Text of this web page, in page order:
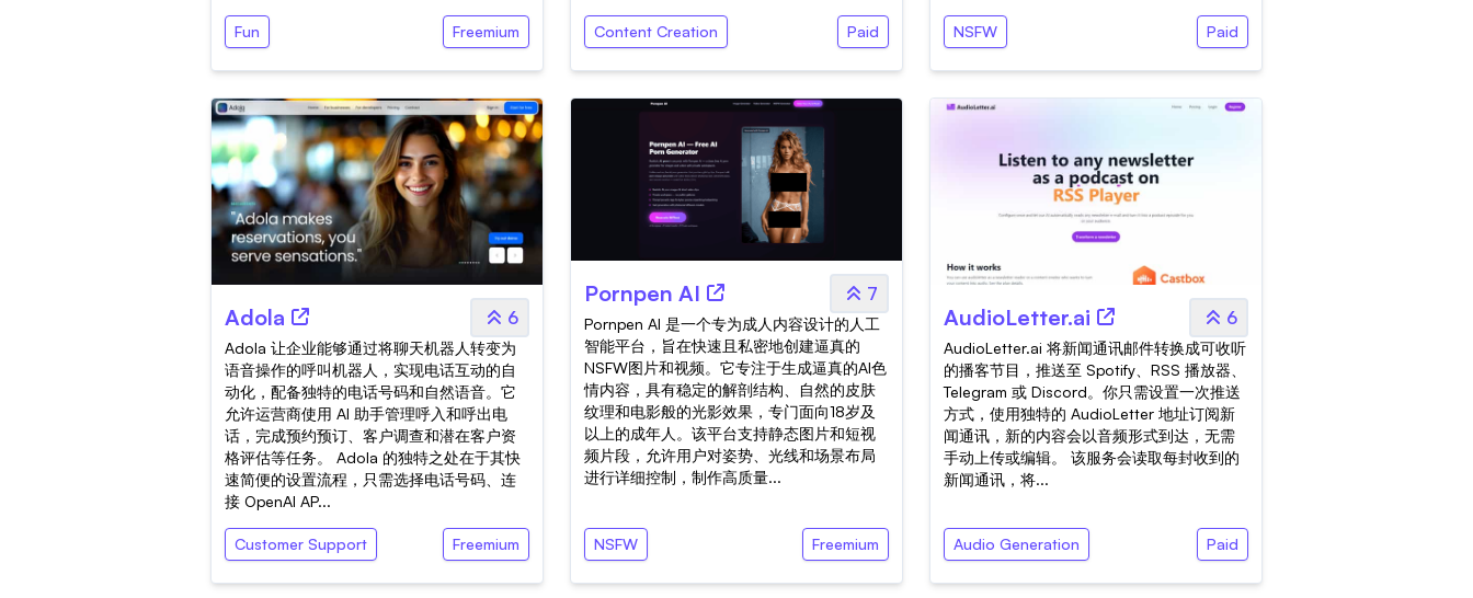
Fun Freemium Content Creation Paid NSFW Paid
Adola 6
Adola 让企业能够通过将聊天机器人转变为
语音操作的呼叫机器人，实现电话互动的自
动化，配备独特的电话号码和自然语音。它
允许运营商使用 AI 助手管理呼入和呼出电
话，完成预约预订、客户调查和潜在客户资
格评估等任务。 Adola 的独特之处在于其快
速简便的设置流程，只需选择电话号码、连
接 OpenAI AP...
Customer Support Freemium
Pornpen AI 7
Pornpen AI 是一个专为成人内容设计的人工
智能平台，旨在快速且私密地创建逼真的
NSFW图片和视频。它专注于生成逼真的AI色
情内容，具有稳定的解剖结构、自然的皮肤
纹理和电影般的光影效果，专门面向18岁及
以上的成年人。该平台支持静态图片和短视
频片段，允许用户对姿势、光线和场景布局
进行详细控制，制作高质量...
NSFW Freemium
AudioLetter.ai 6
AudioLetter.ai 将新闻通讯邮件转换成可收听
的播客节目，推送至 Spotify、RSS 播放器、
Telegram 或 Discord。你只需设置一次推送
方式，使用独特的 AudioLetter 地址订阅新
闻通讯，新的内容会以音频形式到达，无需
手动上传或编辑。 该服务会读取每封收到的
新闻通讯，将...
Audio Generation Paid